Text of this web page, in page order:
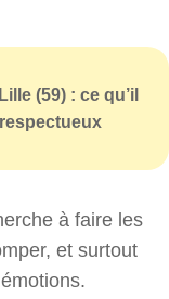
(59) : ce qu’il
à faire les
et surtout